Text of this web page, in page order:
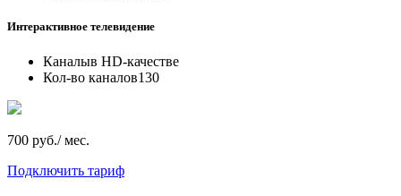
Интерактивное телевидение
Каналыв HD-качестве
Кол-во каналов130
700 руб./ мес.
Подключить тариф